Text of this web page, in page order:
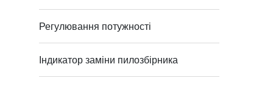
Регулювання потужності
Індикатор заміни пилозбірника